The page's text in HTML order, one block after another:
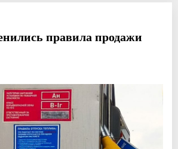
правила продажи